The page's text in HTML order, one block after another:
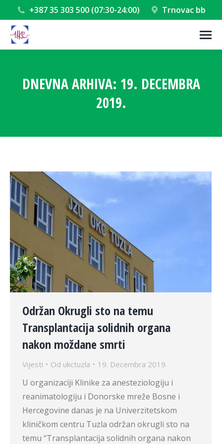
+387 35 303 500 (07:30-24:00) Trnovac bb
DNEVNA ARHIVA: 19. DECEMBRA
2019.
Održan Okrugli sto na temu
Transplantacija solidnih organa
nakon moždane smrti
Vijesti Od ukctuzla 19. Decembra 2019.
U organizaciji Klinike za anesteziologiju i
reanimatologiju i Donorske mreže Bosne i
Hercegovine danas je na Univerzitetskom
kliničkom centru Tuzla održan okrugli sto na
temu “Transplantacija solidnih organa nakon